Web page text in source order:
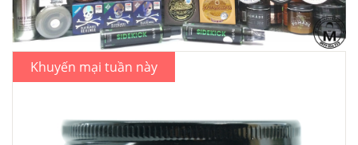
Khuyến mại tuần này